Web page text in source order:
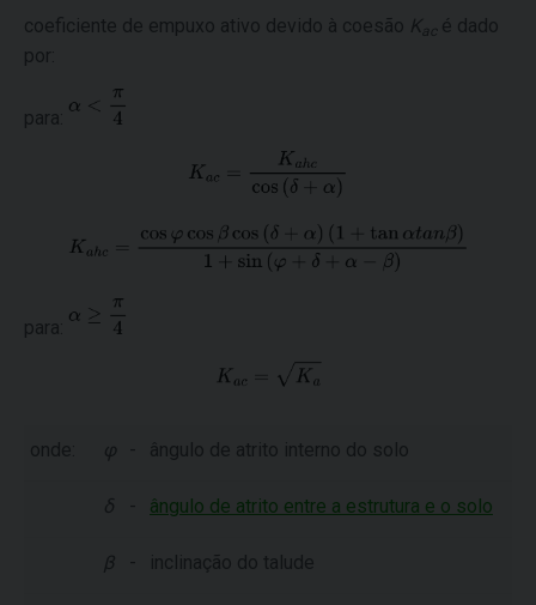
coeficiente de empuxo ativo devido à coesão Kac
é dado
por:
para:
para:
onde: φ - ângulo de atrito interno do solo
δ - ângulo de atrito entre a estrutura e o solo
β - inclinação do talude